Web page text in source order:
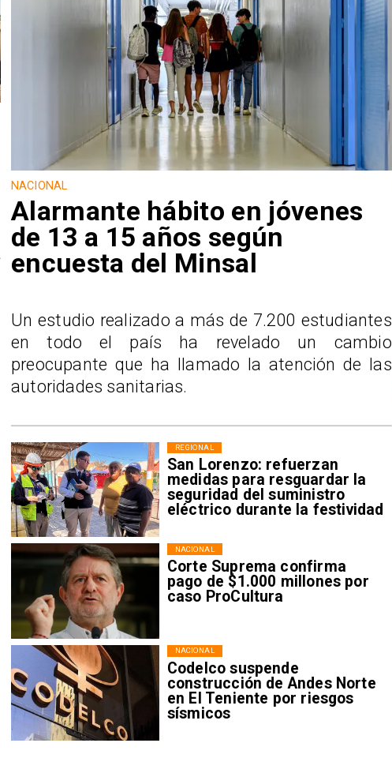
San Lorenzo: refuerzan
medidas para resguardar la
seguridad del suministro
eléctrico durante la festividad
REGIONAL
Corte Suprema confirma
pago de $1.000 millones por
caso ProCultura
NACIONAL
Codelco suspende
construcción de Andes Norte
en El Teniente por riesgos
sísmicos
NACIONAL
NACIONAL
Alarmante hábito en jóvenes
de 13 a 15 años según
encuesta del Minsal
Un estudio realizado a más de 7.200 estudiantes
en todo el país ha revelado un cambio
preocupante que ha llamado la atención de las
autoridades sanitarias.